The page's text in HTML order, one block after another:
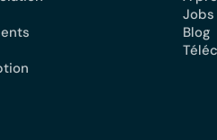
Jobs
Blog